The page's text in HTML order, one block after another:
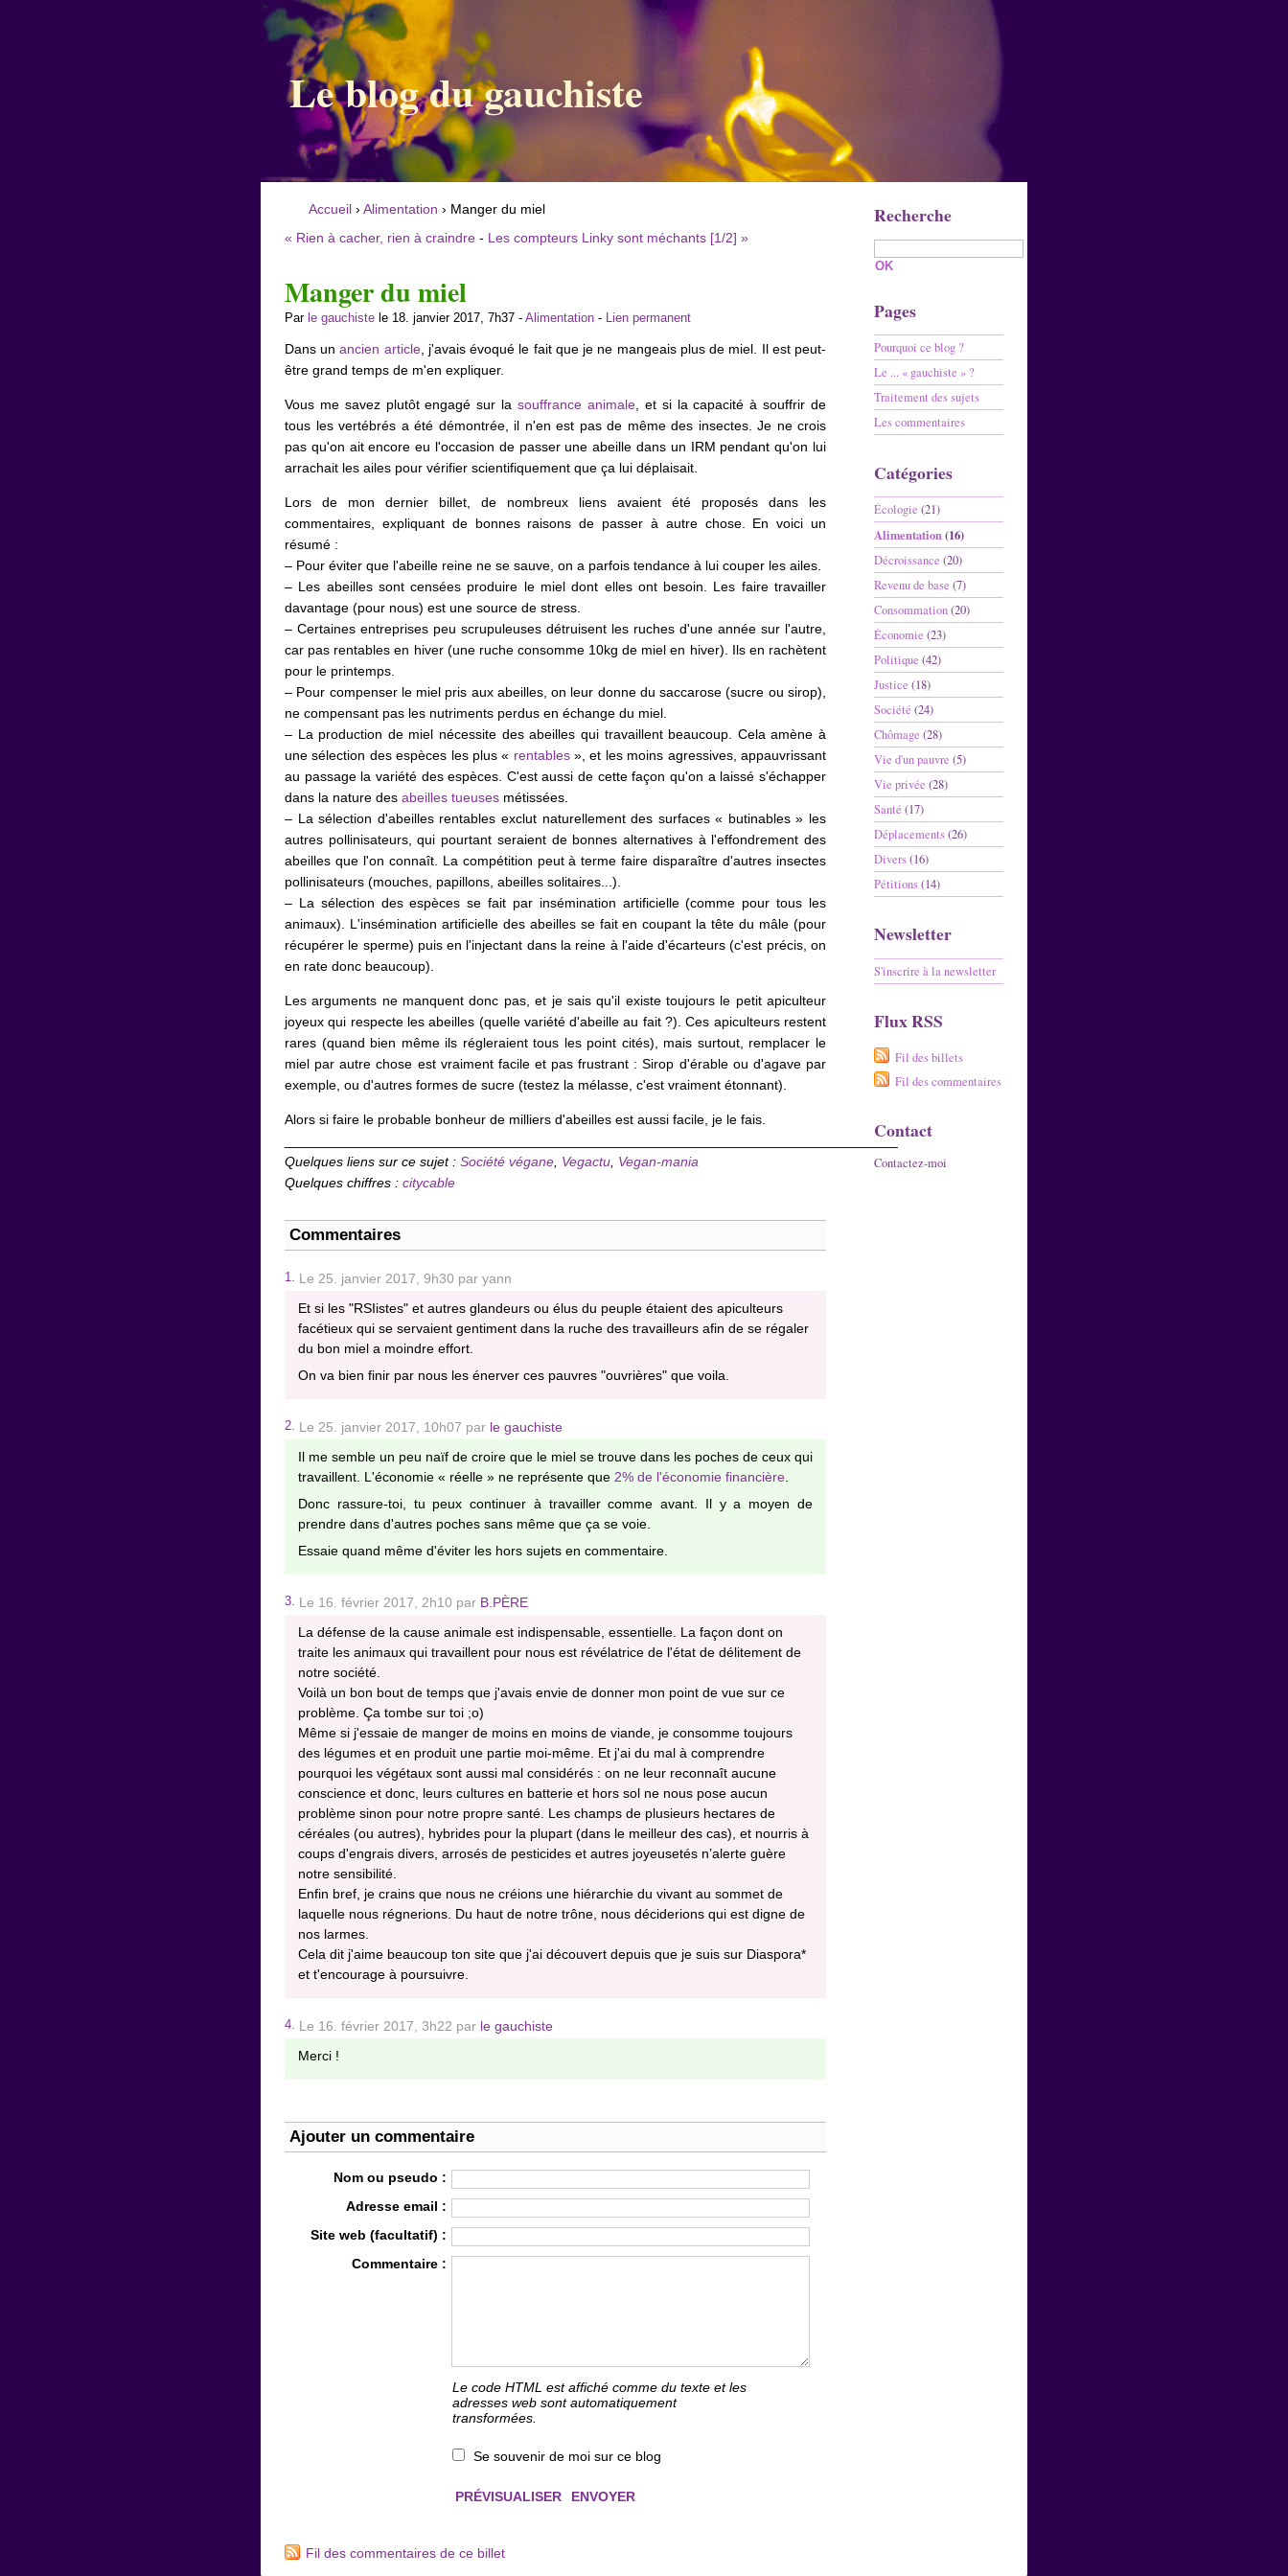
Le blog du gauchiste
Accueil › Alimentation › Manger du miel
« Rien à cacher, rien à craindre - Les compteurs Linky sont méchants [1/2] »
Manger du miel
Par le gauchiste le 18. janvier 2017, 7h37 - Alimentation - Lien permanent
Dans unancien article, j'avais évoqué le fait que je ne mangeais plus de miel. Il est peut-
être grand temps de m'en expliquer.
Vous me savez plutôt engagé sur lasouffrance animale, et si la capacité à souffrir de
tous les vertébrés a été démontrée, il n'en est pas de même des insectes. Je ne crois
pas qu'on ait encore eu l'occasion de passer une abeille dans un IRM pendant qu'on lui
arrachait les ailes pour vérifier scientifiquement que ça lui déplaisait.
Lors de mon dernier billet, de nombreux liens avaient été proposés dans les
commentaires, expliquant de bonnes raisons de passer à autre chose. En voici un
résumé :
– Pour éviter que l'abeille reine ne se sauve, on a parfois tendance à lui couper les ailes.
– Les abeilles sont censées produire le miel dont elles ont besoin. Les faire travailler
davantage (pour nous) est une source de stress.
– Certaines entreprises peu scrupuleuses détruisent les ruches d'une année sur l'autre,
car pas rentables en hiver (une ruche consomme 10kg de miel en hiver). Ils en rachètent
pour le printemps.
– Pour compenser le miel pris aux abeilles, on leur donne du saccarose (sucre ou sirop),
ne compensant pas les nutriments perdus en échange du miel.
– La production de miel nécessite des abeilles qui travaillent beaucoup. Cela amène à
une sélection des espèces les plus « rentables», et les moins agressives, appauvrissant
au passage la variété des espèces. C'est aussi de cette façon qu'on a laissé s'échapper
dans la nature des abeilles tueuses métissées.
– La sélection d'abeilles rentables exclut naturellement des surfaces « butinables » les
autres pollinisateurs, qui pourtant seraient de bonnes alternatives à l'effondrement des
abeilles que l'on connaît. La compétition peut à terme faire disparaître d'autres insectes
pollinisateurs (mouches, papillons, abeilles solitaires...).
– La sélection des espèces se fait par insémination artificielle (comme pour tous les
animaux). L'insémination artificielle des abeilles se fait en coupant la tête du mâle (pour
récupérer le sperme) puis en l'injectant dans la reine à l'aide d'écarteurs (c'est précis, on
en rate donc beaucoup).
Les arguments ne manquent donc pas, et je sais qu'il existe toujours le petit apiculteur
joyeux qui respecte les abeilles (quelle variété d'abeille au fait ?). Ces apiculteurs restent
rares (quand bien même ils régleraient tous les point cités), mais surtout, remplacer le
miel par autre chose est vraiment facile et pas frustrant : Sirop d'érable ou d'agave par
exemple, ou d'autres formes de sucre (testez la mélasse, c'est vraiment étonnant).
Alors si faire le probable bonheur de milliers d'abeilles est aussi facile, je le fais.
________________________________________________________________________________
Quelques liens sur ce sujet : Société végane Vegactu Vegan-mania
Quelques chiffres : citycable
Commentaires
1. Le 25. janvier 2017, 9h30 par yann
Et si les "RSIistes" et autres glandeurs ou élus du peuple étaient des apiculteurs
facétieux qui se servaient gentiment dans la ruche des travailleurs afin de se régaler
du bon miel a moindre effort.
On va bien finir par nous les énerver ces pauvres "ouvrières" que voila.
2. Le 25. janvier 2017, 10h07 par le gauchiste
Il me semble un peu naïf de croire que le miel se trouve dans les poches de ceux qui
travaillent. L'économie « réelle » ne représente que 2% de l'économie financière
Donc rassure-toi, tu peux continuer à travailler comme avant. Il y a moyen de
prendre dans d'autres poches sans même que ça se voie.
Essaie quand même d'éviter les hors sujets en commentaire.
3. Le 16. février 2017, 2h10 par B.PÈRE
La défense de la cause animale est indispensable, essentielle. La façon dont on
traite les animaux qui travaillent pour nous est révélatrice de l'état de délitement de
notre société.
Voilà un bon bout de temps que j'avais envie de donner mon point de vue sur ce
problème. Ça tombe sur toi ;o)
Même si j'essaie de manger de moins en moins de viande, je consomme toujours
des légumes et en produit une partie moi-même. Et j'ai du mal à comprendre
pourquoi les végétaux sont aussi mal considérés : on ne leur reconnaît aucune
conscience et donc, leurs cultures en batterie et hors sol ne nous pose aucun
problème sinon pour notre propre santé. Les champs de plusieurs hectares de
céréales (ou autres), hybrides pour la plupart (dans le meilleur des cas), et nourris à
coups d'engrais divers, arrosés de pesticides et autres joyeusetés n’alerte guère
notre sensibilité.
Enfin bref, je crains que nous ne créions une hiérarchie du vivant au sommet de
laquelle nous régnerions. Du haut de notre trône, nous déciderions qui est digne de
nos larmes.
Cela dit j'aime beaucoup ton site que j'ai découvert depuis que je suis sur Diaspora*
et t'encourage à poursuivre.
4. Le 16. février 2017, 3h22 par le gauchiste
Merci !
Ajouter un commentaire
Nom ou pseudo :
Adresse email :
Site web (facultatif) :
Commentaire :
Le code HTML est affiché comme du texte et les
adresses web sont automatiquement
transformées.
Se souvenir de moi sur ce blog
Fil des commentaires de ce billet
Recherche
Pages
Pourquoi ce blog ?
Le ... « gauchiste » ?
Traitement des sujets
Les commentaires
Catégories
Écologie (21)
Alimentation(16)
Décroissance (20)
Revenu de base (7)
Consommation(20)
Économie (23)
Politique (42)
Justice (18)
Société (24)
Chômage (28)
Vie d'un pauvre (5)
Vie privée (28)
Santé (17)
Déplacements(26)
Divers(16)
Pétitions(14)
Newsletter
S'inscrire à la newsletter
Flux RSS
Fil des billets
Fil des commentaires
Contact
Contactez-moi